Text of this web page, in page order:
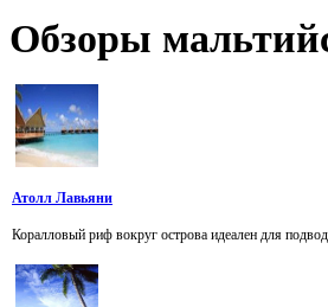
Обзоры
Атолл Лавьяни
Коралловый риф вокруг острова идеален для